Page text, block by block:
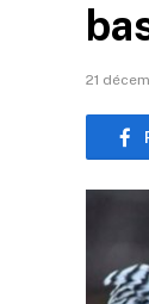
21